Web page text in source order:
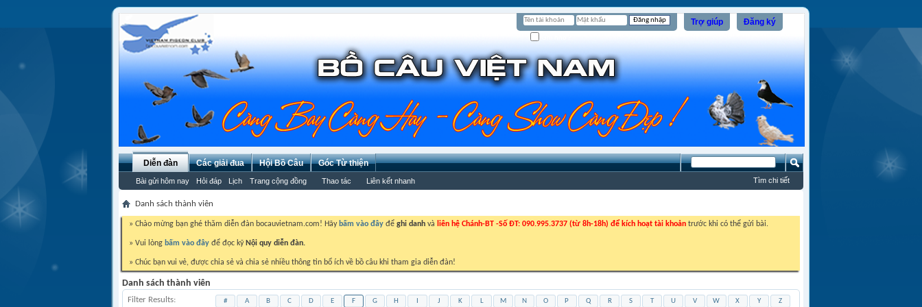
Đăng ký
Trợ giúp
Diễn đàn
Bài gửi hôm nay Hỏi đáp Lịch Trang cộng đồng Thao tác Liên kết nhanh
Các giải đua Hội Bồ Câu Góc Từ thiện
Tìm chi tiết
Danh sách thành viên
» Chào mừng bạn ghé thăm diễn đàn bocauvietnam.com! Hãy bấm vào đây để ghi danh và liên hệ Chánh-BT -Số ĐT: 090.995.3737 (từ 8h-18h) để kích hoạt tài khoản trước khi có thể gửi bài.
» Vui lòng bấm vào đây để đọc kỹ Nội quy diễn đàn.
» Chúc bạn vui vẻ, được chia sẻ và chia sẻ nhiều thông tin bổ ích về bồ câu khi tham gia diễn đàn!
Danh sách thành viên
Filter Results # A B C D E F G H J K L M N O P Q R S T U V W X Y Z